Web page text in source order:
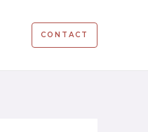
CONTACT